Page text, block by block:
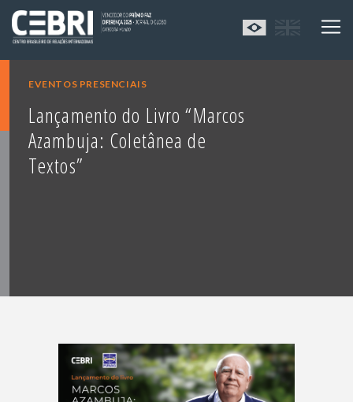
EVENTOS PRESENCIAIS
Lançamento do Livro “Marcos
Azambuja: Coletânea de
Textos”